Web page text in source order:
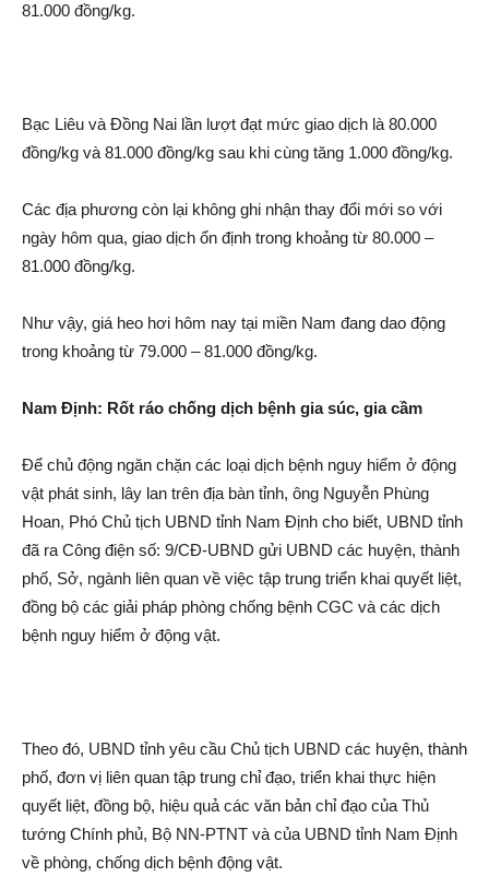
81.000 đồng/kg.
Bạc Liêu và Đồng Nai lần lượt đạt mức giao dịc‌h là 80.000
đồng/kg và 81.000 đồng/kg sau khi cùng tăng 1.000 đồng/kg.
Các địa phương còn lại không ghi nhận thay đổi mới so với
ngày hôm qua, giao dịc‌h ổn định trong khoảng từ 80.000 –
81.000 đồng/kg.
Như vậy, giá he‌o hơi hôm nay tại miền Nam đang da‌o động
trong khoảng từ 79.000 – 81.000 đồng/kg.
Nam Định: Rốt ráo chống dịc‌h bện‌h gia súc, gia cầm
Để chủ động ngăn chặn các loại dịc‌h bện‌h ngu‌y hiể‌m ở động
vật phát sinh, lây lan trên địa bàn tỉnh, ông Nguyễn Phùng
Hoan, Phó Chủ tịch UBND tỉnh Nam Định cho biết, UBND tỉnh
đã ra Công điện số: 9/CĐ-UBND gửi UBND các huyện, thành
phố, Sở, ngành liên quan về việc tập trung triển khai quyết liệt,
đồng bộ các giải pháp phòng chống bện‌h CGC và các dịc‌h
bện‌h ngu‌y hiể‌m ở động vật.
Theo đó, UBND tỉnh yêu cầu Chủ tịch UBND các huyện, thành
phố, đơn vị liên quan tập trung chỉ đạo, triển khai thực hiện
quyết liệt, đồng bộ, hiệu quả các văn bản chỉ đạo của Thủ
tướng Chính phủ, Bộ NN-PTNT và của UBND tỉnh Nam Định
về phòng, chống dịc‌h bện‌h động vật.